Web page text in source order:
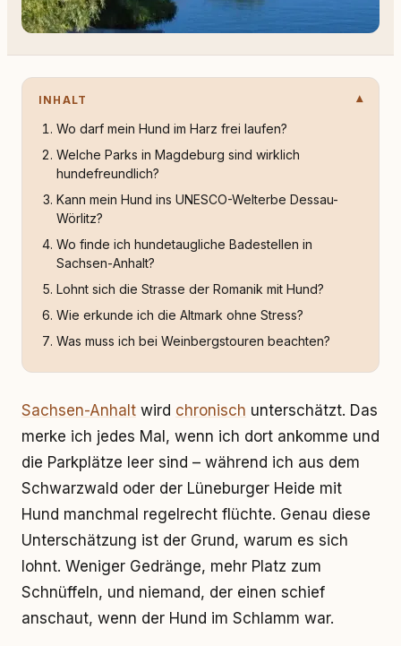
INHALT
Wo darf mein Hund im Harz frei laufen?
Welche Parks in Magdeburg sind wirklich
hundefreundlich?
Kann mein Hund ins UNESCO-Welterbe Dessau-
Wörlitz?
Wo finde ich hundetaugliche Badestellen in
Sachsen-Anhalt?
Lohnt sich die Strasse der Romanik mit Hund?
Wie erkunde ich die Altmark ohne Stress?
Was muss ich bei Weinbergstouren beachten?
Sachsen-Anhalt wird chronisch unterschätzt. Das
merke ich jedes Mal, wenn ich dort ankomme und
die Parkplätze leer sind – während ich aus dem
Schwarzwald oder der Lüneburger Heide mit
Hund manchmal regelrecht flüchte. Genau diese
Unterschätzung ist der Grund, warum es sich
lohnt. Weniger Gedränge, mehr Platz zum
Schnüffeln, und niemand, der einen schief
anschaut, wenn der Hund im Schlamm war.